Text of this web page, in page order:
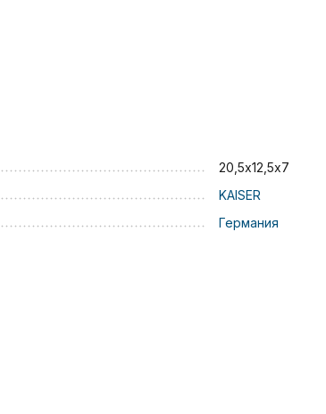
20,5х12,5х7
KAISER
Германия